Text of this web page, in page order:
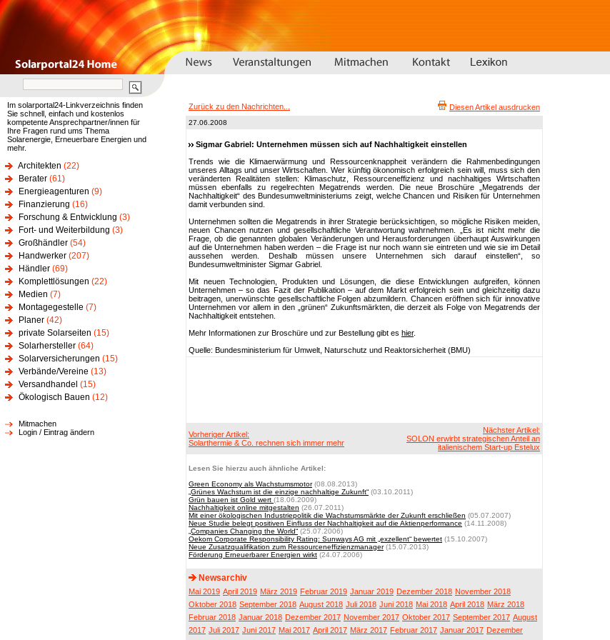
Im solarportal24-Linkverzeichnis finden
Sie schnell, einfach und kostenlos
kompetente Ansprechpartner/innen für
Ihre Fragen rund ums Thema
Solarenergie, Erneuerbare Energien und
mehr.
Architekten (22)
Berater (61)
Energieagenturen (9)
Finanzierung (16)
Forschung & Entwicklung (3)
Fort- und Weiterbildung (3)
Großhändler (54)
Handwerker (207)
Händler (69)
Komplettlösungen (22)
Medien (7)
Montagegestelle (7)
Planer (42)
private Solarseiten (15)
Solarhersteller (64)
Solarversicherungen (15)
Verbände/Vereine (13)
Versandhandel (15)
Ökologisch Bauen (12)
Mitmachen
Login / Eintrag ändern
Zurück zu den Nachrichten... Diesen Artikel ausdrucken
27.06.2008
Sigmar Gabriel: Unternehmen müssen sich auf Nachhaltigkeit einstellen
Trends wie die Klimaerwärmung und Ressourcenknappheit verändern die Rahmenbedingungen
unseres Alltags und unser Wirtschaften. Wer künftig ökonomisch erfolgreich sein will, muss sich den
veränderten Realitäten stellen: Klimaschutz, Ressourceneffizienz und nachhaltiges Wirtschaften
müssen ebenfalls zu regelrechten Megatrends werden. Die neue Broschüre „Megatrends der
Nachhaltigkeit“ des Bundesumweltministeriums zeigt, welche Chancen und Risiken für Unternehmen
damit verbunden sind.
Unternehmen sollten die Megatrends in ihrer Strategie berücksichtigen, so mögliche Risiken meiden,
neuen Chancen nutzen und gesellschaftliche Verantwortung wahrnehmen. „Es ist nicht mehr die
Frage, ob die genannten globalen Veränderungen und Herausforderungen überhaupt Auswirkungen
auf die Unternehmen haben werden – die Frage ist nur noch wann sie eintreten und wie sie im Detail
aussehen werden. Deshalb müssen unsere Unternehmen sich darauf einstellen“, so
Bundesumweltminister Sigmar Gabriel.
Mit neuen Technologien, Produkten und Lösungen, die diese Entwicklungen aufgreifen, können
Unternehmen – so das Fazit der Publikation – auf dem Markt erfolgreich sein und gleichzeitig dazu
beitragen, unerwünschte gesellschaftliche Folgen abzumildern. Chancen eröffnen sich für innovative
Unternehmen vor allem in den „grünen“ Zukunftsmärkten, die derzeit als Folge von Megatrends der
Nachhaltigkeit entstehen.
Mehr Informationen zur Broschüre und zur Bestellung gibt es hier.
Quelle: Bundesministerium für Umwelt, Naturschutz und Reaktorsicherheit (BMU)
Vorheriger Artikel:
Solarthermie & Co. rechnen sich immer mehr
Nächster Artikel:
SOLON erwirbt strategischen Anteil an
italienischem Start-up Estelux
Lesen Sie hierzu auch ähnliche Artikel:
Green Economy als Wachstumsmotor(08.08.2013)
„Grünes Wachstum ist die einzige nachhaltige Zukunft“ (03.10.2011)
Grün bauen ist Gold wert (18.06.2009)
Nachhaltigkeit online mitgestalten (26.07.2011)
Mit einer ökologischen Industriepolitik die Wachstumsmärkte der Zukunft erschließen (05.07.2007)
Neue Studie belegt positiven Einfluss der Nachhaltigkeit auf die Aktienperformance (14.11.2008)
„Companies Changing the World“ (25.07.2006)
Oekom Corporate Responsibility Rating: Sunways AG mit „exzellent“ bewertet (15.10.2007)
Neue Zusatzqualifikation zum Ressourceneffizienzmanager(15.07.2013)
Förderung Erneuerbarer Energien wirkt (24.07.2006)
Newsarchiv
Mai 2019 April 2019 März 2019 Februar 2019 Januar 2019 Dezember 2018 November 2018
Oktober 2018 September 2018 August 2018 Juli 2018 Juni 2018 Mai 2018 April 2018 März 2018
Februar 2018 Januar 2018 Dezember 2017 November 2017 Oktober 2017 September 2017 August
2017 Juli 2017 Juni 2017 Mai 2017 April 2017 März 2017 Februar 2017 Januar 2017 Dezember